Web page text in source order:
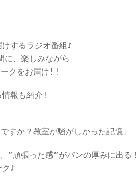
するラジオ番組♪
に、楽しみながら
クをお届け!!
情報も紹介!
すか？教室が騒がしかった記憶 」
”頑張った感”がパンの厚みに出る！
ク♪